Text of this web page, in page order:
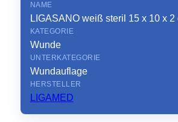
NAME
LIGASANO weiß steril 15 x 10 x 2
KATEGORIE
Wunde
UNTERKATEGORIE
Wundauflage
HERSTELLER
LIGAMED